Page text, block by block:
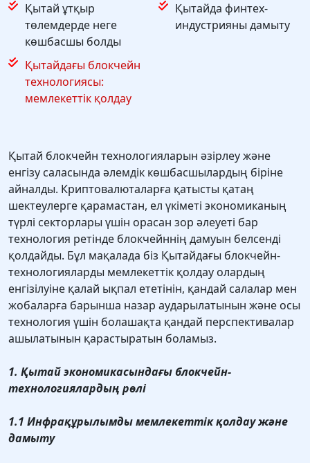
Қытай ұтқыр
төлемдерде неге
көшбасшы болды
Қытайда финтех-
индустрияны дамыту
Қытайдағы блокчейн
технологиясы:
мемлекеттік қолдау
Қытай блокчейн технологияларын әзірлеу және
енгізу саласында әлемдік көшбасшылардың біріне
айналды. Криптовалюталарға қатысты қатаң
шектеулерге қарамастан, ел үкіметі экономиканың
түрлі секторлары үшін орасан зор әлеуеті бар
технология ретінде блокчейннің дамуын белсенді
қолдайды. Бұл мақалада біз Қытайдағы блокчейн-
технологияларды мемлекеттік қолдау олардың
енгізілуіне қалай ықпал ететінін, қандай салалар мен
жобаларға барынша назар аударылатынын және осы
технология үшін болашақта қандай перспективалар
ашылатынын қарастыратын боламыз.
1. Қытай экономикасындағы блокчейн-
технологиялардың рөлі
1.1 Инфрақұрылымды мемлекеттік қолдау және
дамыту